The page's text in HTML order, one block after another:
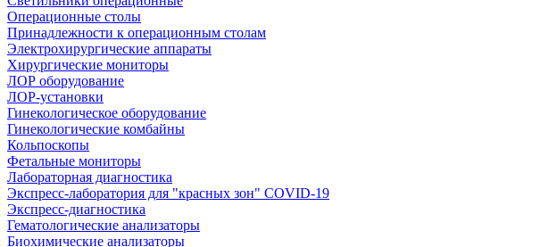
Операционные столы
Принадлежности к операционным столам
Электрохирургические аппараты
Хирургические мониторы
ЛОР оборудование
ЛОР-установки
Гинекологическое оборудование
Гинекологические комбайны
Кольпоскопы
Фетальные мониторы
Лабораторная диагностика
Экспресс-лаборатория для "красных зон" COVID-19
Экспресс-диагностика
Гематологические анализаторы
Биохимические анализаторы